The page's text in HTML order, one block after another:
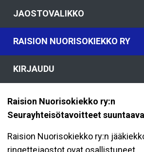
JAOSTOVALIKKO
RAISION NUORISOKIEKKO RY
KIRJAUDU
Raision Nuorisokiekko ry:n
Seurayhteisötavoitteet
Raision Nuorisokiekko ry:n
ringettejaostot ovat osallistuneet